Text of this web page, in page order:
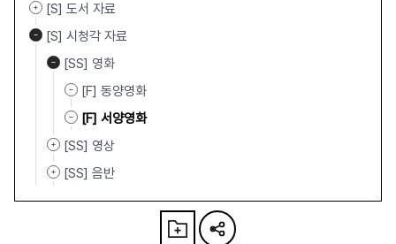
[S] 도서 자료
[S] 시청각 자료
[SS] 영화
[F] 동양영화
[F] 서양영화
[SS] 영상
[SS] 음반